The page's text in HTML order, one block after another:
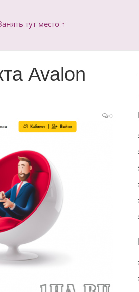
тут место ↑
Avalon
0